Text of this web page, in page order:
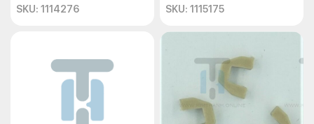
SKU: 1114276
SKU: 1115175